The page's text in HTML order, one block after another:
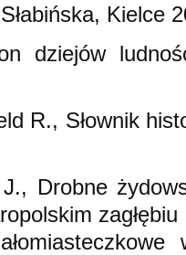
Kielce
dziejów
R., Słownik
Drobne